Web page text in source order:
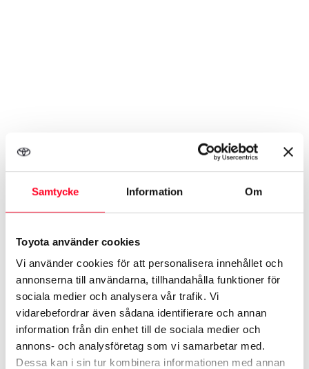
Samtycke Information Om
Toyota använder cookies
Vi använder cookies för att personalisera innehållet och
annonserna till användarna, tillhandahålla funktioner för
sociala medier och analysera vår trafik. Vi
vidarebefordrar även sådana identifierare och annan
information från din enhet till de sociala medier och
annons- och analysföretag som vi samarbetar med.
Dessa kan i sin tur kombinera informationen med annan